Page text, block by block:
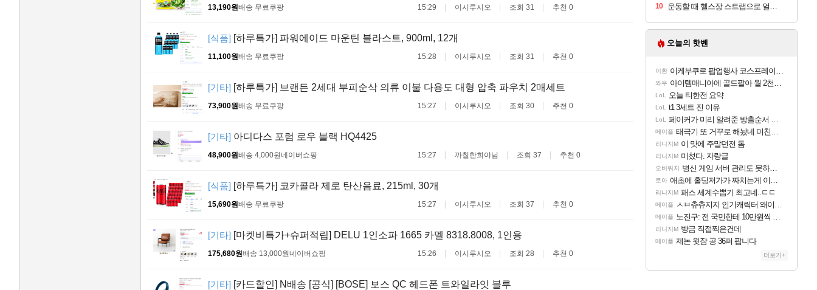
13,190원배송 무료쿠팡 15:29 이시루시오 조회 31 추천 0
[식품] [하루특가] 파워에이드 마운틴 블라스트, 900ml, 12개
11,100원배송 무료쿠팡 15:28 이시루시오 조회 31 추천 0
[기타] [하루특가] 브랜든 2세대 부피순삭 의류 이불 다용도 대형 압축 파우치 2매세트
73,900원배송 무료쿠팡 15:27 이시루시오 조회 30 추천 0
[기타] 아디다스 포럼 로우 블랙 HQ4425
48,900원배송 4,000원네이버쇼핑 15:27 까칠한희야님 조회 37 추천 0
[식품] [하루특가] 코카콜라 제로 탄산음료, 215ml, 30개
15,690원배송 무료쿠팡 15:27 이시루시오 조회 37 추천 0
[기타] [마켓비특가+슈퍼적립] DELU 1인소파 1665 카멜 8318.8008, 1인용
175,680원배송 13,000원네이버쇼핑 15:26 이시루시오 조회 28 추천 0
[기타] [카드할인] N배송 [공식] [BOSE] 보스 QC 헤드폰 트와일라잇 블루
10 운동할 때 헬스장 스트랩으로 얼굴 만졌다가 볼 뒤집어짐
오늘의 핫벤
이환 이케부쿠로 팝업행사 코스프레이어들!!
와우 아이템매니아에 골드팔아 월 2천만원 넘게 버는 인간 있던데
LoL 오늘 티한전 요약
LoL t1 3세트 진 이유
LoL 페이커가 미리 알려준 방출순서 ㄷㄷㄷㄷ
메이플 태극기 또 거꾸로 해놨네 미친것들 ㅋㅋㅋ
리니지M 이 맛에 주말던전 돔
리니지M 미쳤다. 자랑글
오버워치 병신 게임 서버 관리도 못하냐 이젠?
로아 애초에 홀딩저가가 짜치는게 이거임 ㅋㅋ
리니지M 패스 세계수뽑기 최고네..ㄷㄷ
메이플 ㅅㅂ츄츄지지 인기캐릭터 왜이러는데?
메이플 노진구: 전 국민한테 10만원씩 줄거야.gif
리니지M 방금 직접찍은건데
메이플 제논 윗잠 공 36퍼 팝니다
더보기+